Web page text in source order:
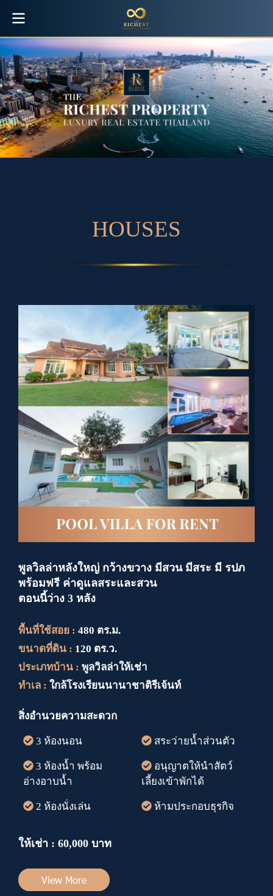
HOUSES
พูลวิลล่าหลังใหญ่ กว้างขวาง มีสวน มีสระ มี รปภ
พร้อมฟรี ค่าดูแลสระและสวน
ตอนนี้ว่าง 3 หลัง
พื้นที่ใช้สอย : 480 ตร.ม.
ขนาดที่ดิน : 120 ตร.ว.
ประเภทบ้าน : พูลวิลล่าให้เช่า
ทำเล : ใกล้โรงเรียนนานาชาติรีเจ้นท์
สิ่งอำนวยความสะดวก
3 ห้องนอน สระว่ายน้ำส่วนตัว
3 ห้องน้ำ พร้อม
อ่างอาบน้ำ
อนุญาตให้นำสัตว์
เลี้ยงเข้าพักได้
2 ห้องนั่งเล่น ห้ามประกอบธุรกิจ
ให้เช่า : 60,000 บาท
View More